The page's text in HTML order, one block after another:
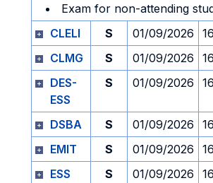
Exam for non-attending
CLELI
S 01/09/2026
CLMG
S 01/09/2026
DES-
ESS
S 01/09/2026
DSBA S 01/09/2026
EMIT
S 01/09/2026
ESS
S 01/09/2026